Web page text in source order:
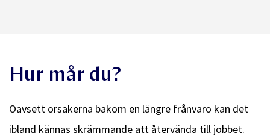
Hur mår du?
Oavsett orsakerna bakom en längre frånvaro kan det
ibland kännas skrämmande att återvända till jobbet.